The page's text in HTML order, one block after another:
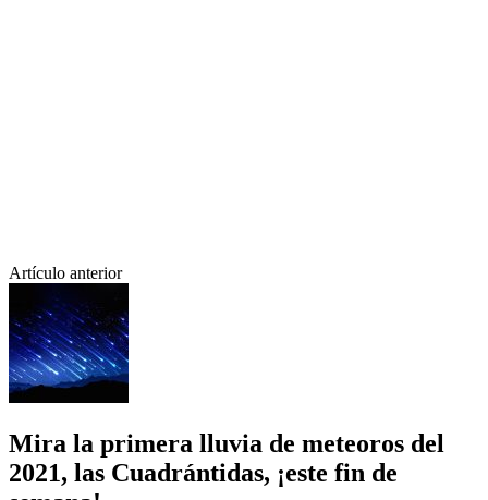
Artículo anterior
Mira la primera lluvia de meteoros del
2021, las Cuadrántidas, ¡este fin de